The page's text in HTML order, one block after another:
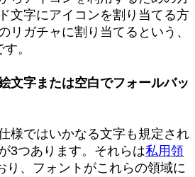
文字にアイコンを割り当てる方
リガチャに割り当てるという、
。
文字または空白でフォールバッ
様ではいかなる文字も規定され
3つあります。それらは私用領
り、フォントがこれらの領域に